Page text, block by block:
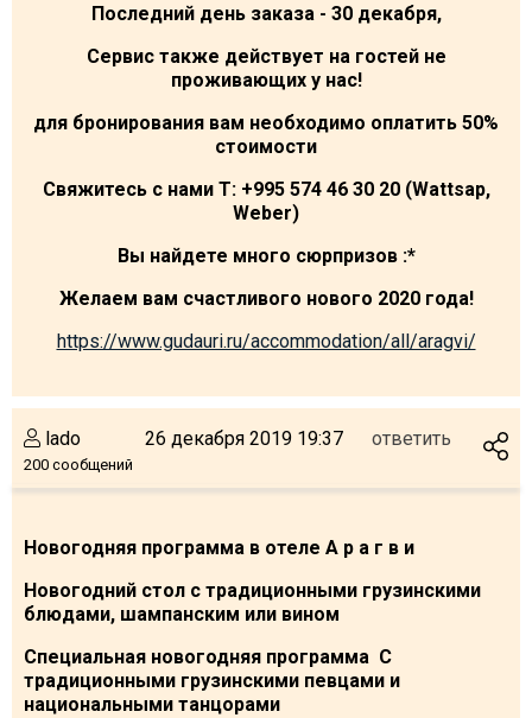
Последний день заказа - 30 декабря,
Сервис также действует на гостей не
проживающих у нас!
для бронирования вам необходимо оплатить 50%
стоимости
Свяжитесь с нами T: +995 574 46 30 20 (Wattsap,
Weber)
Вы найдете много сюрпризов:*
Желаем вам счастливого нового 2020 года!
https://www.gudauri.ru/accommodation/all/aragvi/
lado
200 сообщений
26 декабря 2019 19:37 ответить
Новогодняя программа в отеле А р а г в и
Новогодний стол с традиционными грузинскими
блюдами, шампанским или вином
Специальная новогодняя программа С
традиционными грузинскими певцами и
национальными танцорами